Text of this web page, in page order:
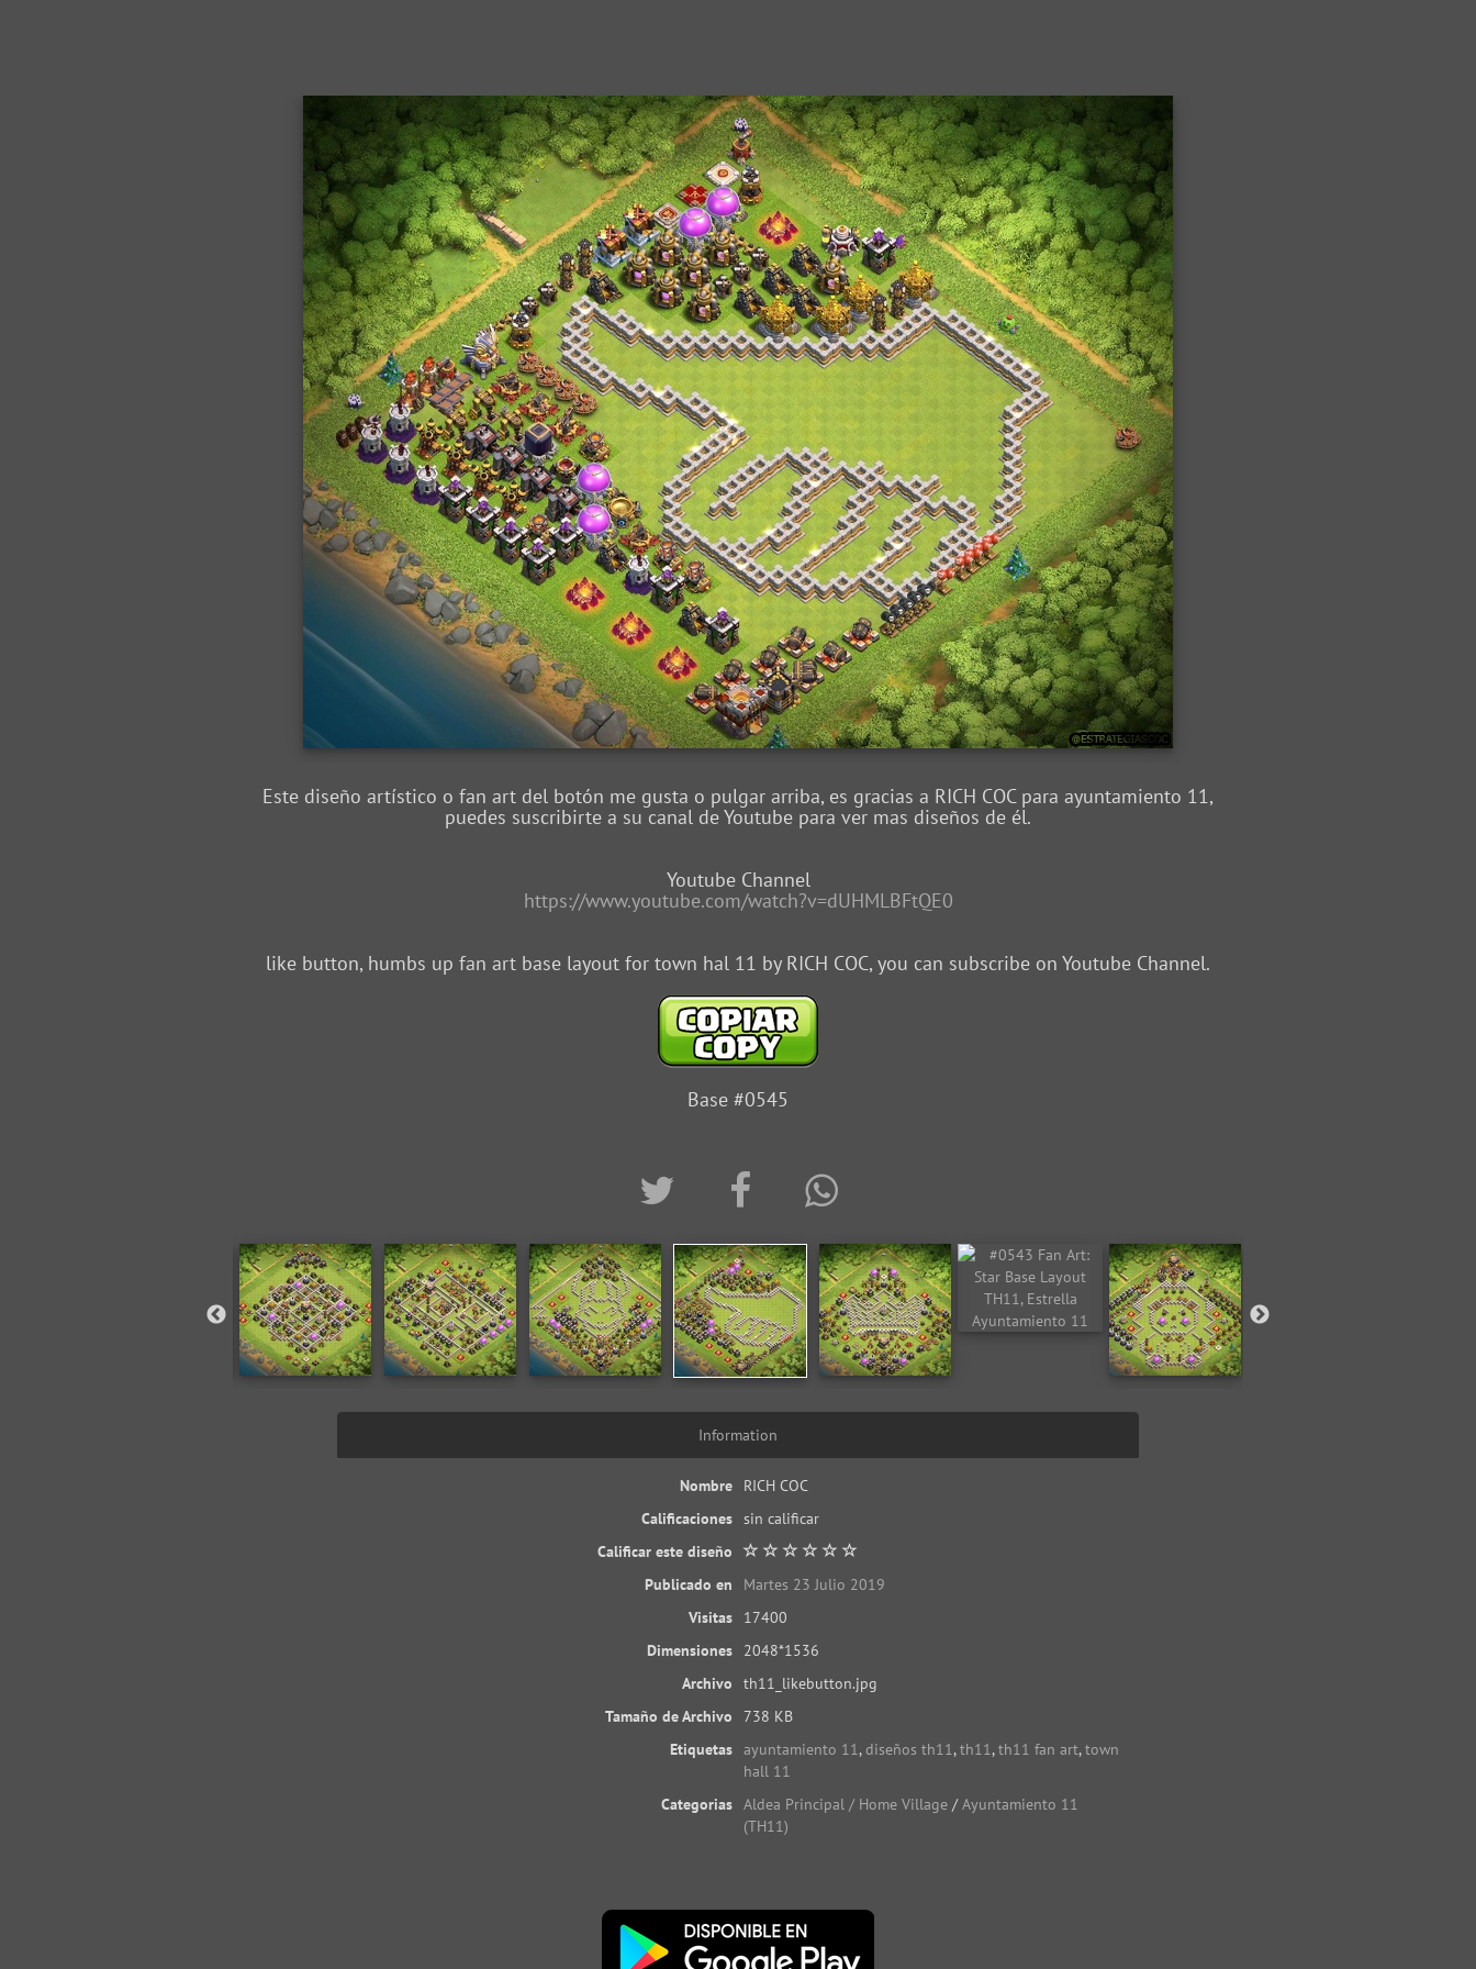
Este diseño artístico o fan art del botón me gusta o pulgar arriba, es gracias a RICH COC para ayuntamiento 11,
puedes suscribirte a su canal de Youtube para ver mas diseños de él.
Youtube Channel
https://www.youtube.com/watch?v=dUHMLBFtQE0
like button, humbs up fan art base layout for town hal 11 by RICH COC, you can subscribe on Youtube Channel.
Base #0545
Information
Nombre
RICH COC
Calificaciones sin calificar
Calificar este diseño
Publicado en
Martes 23 Julio 2019
Visitas
17400
Dimensiones
2048*1536
Archivo
th11_likebutton.jpg
Tamaño de Archivo
738 KB
Etiquetas ayuntamiento 11,diseños th11,th11,th11 fan art,town
hall 11
Categorias Aldea Principal / Home Village /Ayuntamiento 11
(TH11)